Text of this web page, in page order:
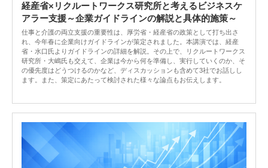
経産省×リクルートワークス研究所と考えるビジネスケ
アラー支援～企業ガイドラインの解説と具体的施策～
仕事と介護の両立支援の重要性は、厚労省・経産省の政策として打ち出さ
れ、今年春に企業向けガイドラインが策定されました。本講演では、経産
省・水口氏よりガイドラインの詳細を解説。その上で、リクルートワークス
研究所・大嶋氏も交えて、企業は今から何を準備し、実行していくのか、そ
の優先度はどうつけるのかなど、ディスカッションも含めて3社でお話しし
ます。また、策定にあたって検討された様々な論点もお伝えします。